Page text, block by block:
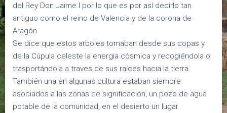
del Rey Don Jaime I por lo que es por así decirlo tan
antiguo como el reino de Valencia y de la corona de
Aragón
Se dice que estos arboles tomaban desde sus copas y
de la Cúpula celeste la energia cósmica y recogiéndola o
trasportándola a traves de sus raíces hacia la tierra.
También una en algunas cultura estaban siempre
asociados a las zonas de significación, un pozo de agua
potable de la comunidad, en el desierto un lugar